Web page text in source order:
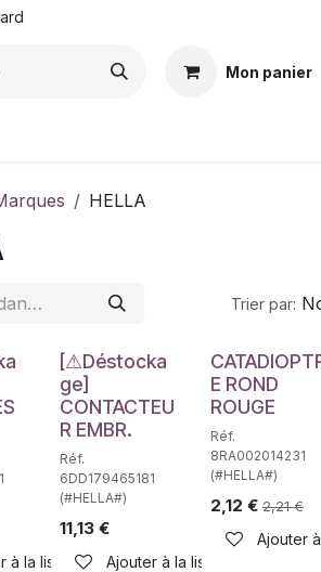
Mon panier
HELLA
Trier par:
à la liste de souhaits
Déstockage
[⚠Déstocka
ge]
CONTACTEU
R EMBR.
Réf.
6DD179465181
(#HELLA#)
11,13€
Ajouter à la liste de souhaits
E ROND
ROUGE
Réf.
8RA002014231
(#HELLA#)
2,12 € 2,21€
Ajouter